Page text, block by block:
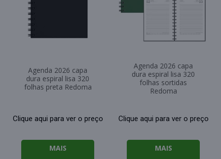
Agenda 2026 capa
dura espiral lisa 320
folhas preta Redoma
Clique aqui para ver o preço
MAIS
Agenda 2026 capa
dura espiral lisa 320
folhas sortidas
Redoma
Clique aqui para ver o preço
MAIS